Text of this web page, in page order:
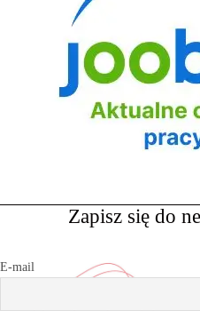
Zapisz się do
E-mail